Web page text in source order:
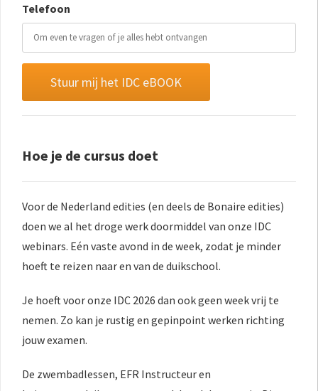
Telefoon
Stuur mij het IDC eBOOK
Hoe je de cursus doet
Voor de Nederland edities (en deels de Bonaire edities)
doen we al het droge werk doormiddel van onze IDC
webinars. Eén vaste avond in de week, zodat je minder
hoeft te reizen naar en van de duikschool.
Je hoeft voor onze IDC 2026 dan ook geen week vrij te
nemen. Zo kan je rustig en gepinpoint werken richting
jouw examen.
De zwembadlessen, EFR Instructeur en